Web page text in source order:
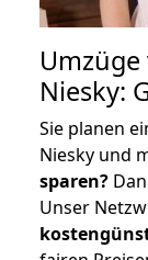
Niesky:
Sie planen
Niesky und
sparen?
Unser